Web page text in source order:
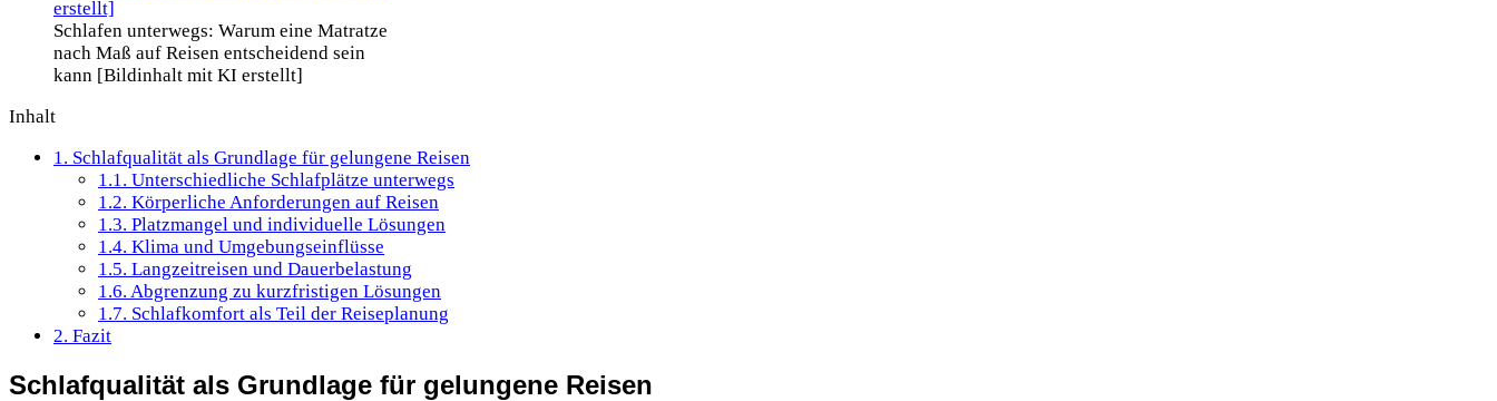
Schlafen unterwegs: Warum eine Matratze
nach Maß auf Reisen entscheidend sein
kann [Bildinhalt mit KI erstellt]
Inhalt
1. Schlafqualität als Grundlage für gelungene Reisen
1.1. Unterschiedliche Schlafplätze unterwegs
1.2. Körperliche Anforderungen auf Reisen
1.3. Platzmangel und individuelle Lösungen
1.4. Klima und Umgebungseinflüsse
1.5. Langzeitreisen und Dauerbelastung
1.6. Abgrenzung zu kurzfristigen Lösungen
1.7. Schlafkomfort als Teil der Reiseplanung
2. Fazit
Schlafqualität als Grundlage für gelungene Reisen